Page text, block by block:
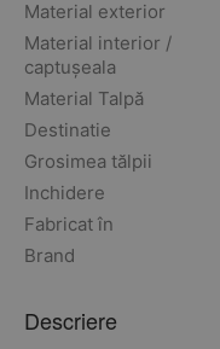
Material exterior
Material interior /
captușeala
Material Talpă
Destinatie
Grosimea tălpii
Inchidere
Fabricat în
Brand
Descriere